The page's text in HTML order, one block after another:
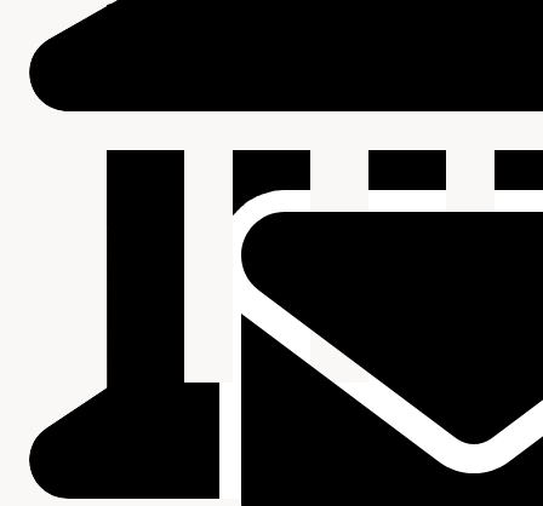
Beschrijving van de series en archiefbestanddelen